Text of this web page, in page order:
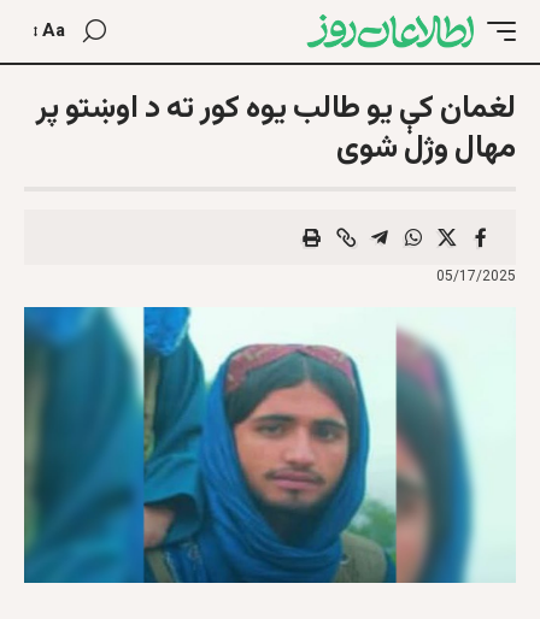
Aa
لغمان کې یو طالب یوه کور ته د اوښتو پر
مهال وژل شوی
05/17/2025